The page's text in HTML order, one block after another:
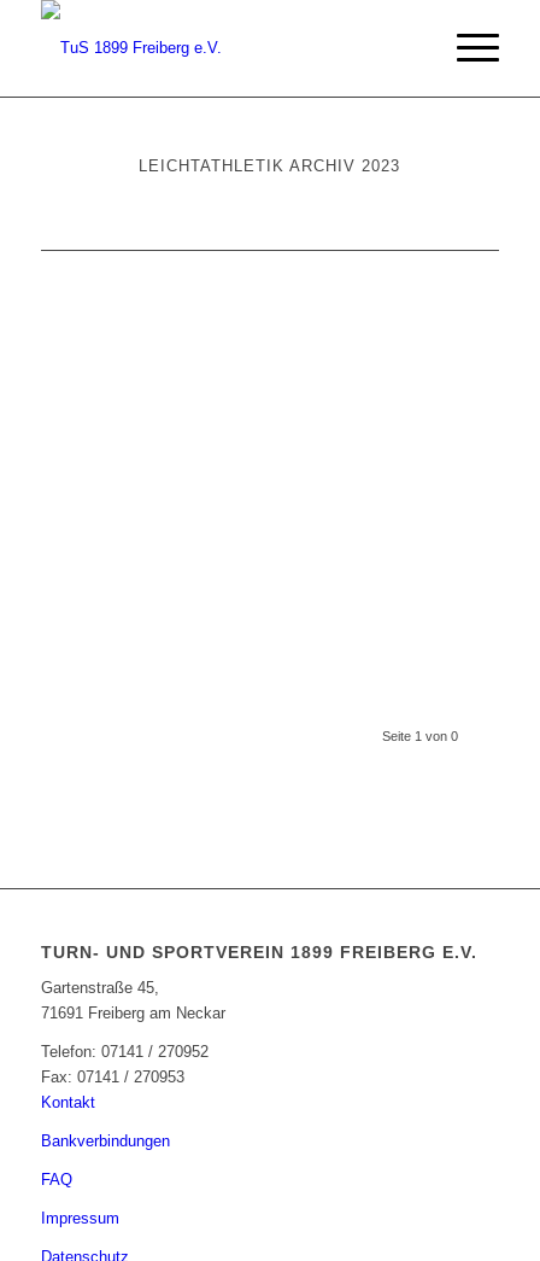
LEICHTATHLETIK ARCHIV 2023
Seite 1 von 0
TURN- UND SPORTVEREIN 1899 FREIBERG E.V.
Gartenstraße 45,
71691 Freiberg am Neckar
Telefon: 07141 / 270952
Fax: 07141 / 270953
Kontakt
Bankverbindungen
FAQ
Impressum
Datenschutz